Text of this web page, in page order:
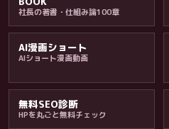
社長の著書・仕組み論100章
AI漫画ショート
AIショート漫画動画
無料SEO診断
HPを丸ごと無料チェック